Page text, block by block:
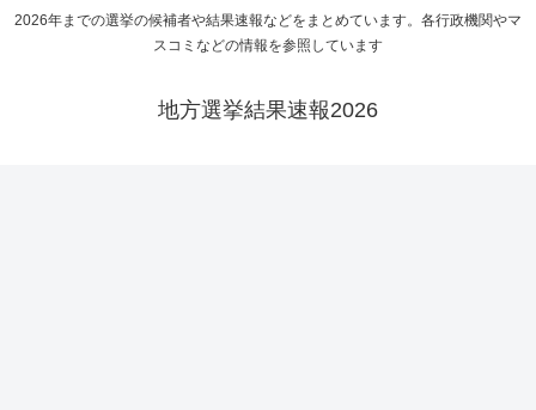
2026年までの選挙の候補者や結果速報などをまとめています。各行政機関やマ
スコミなどの情報を参照しています
地方選挙結果速報2026